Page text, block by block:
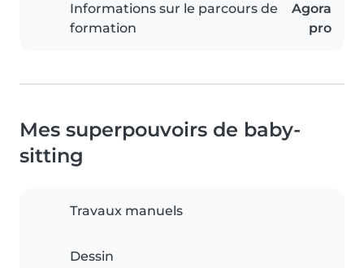
Informations sur le parcours de
formation
Agora
pro
Mes superpouvoirs de baby-
sitting
Travaux manuels
Dessin